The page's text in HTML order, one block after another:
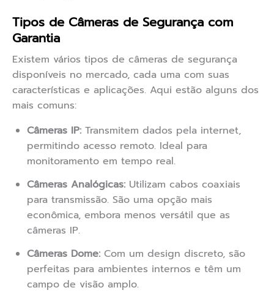
Tipos de Câmeras de Segurança com
Garantia
Existem vários tipos de câmeras de segurança
disponíveis no mercado, cada uma com suas
características e aplicações. Aqui estão alguns dos
mais comuns:
Câmeras IP: Transmitem dados pela internet,
permitindo acesso remoto. Ideal para
monitoramento em tempo real.
Câmeras Analógicas: Utilizam cabos coaxiais
para transmissão. São uma opção mais
econômica, embora menos versátil que as
câmeras IP.
Câmeras Dome: Com um design discreto, são
perfeitas para ambientes internos e têm um
campo de visão amplo.